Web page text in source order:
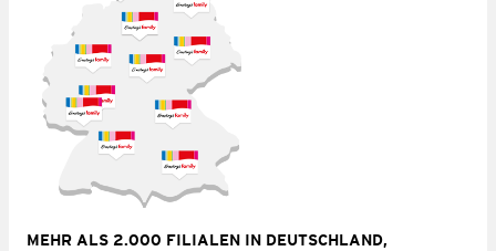
MEHR ALS 2.000 FILIALEN IN DEUTSCHLAND,